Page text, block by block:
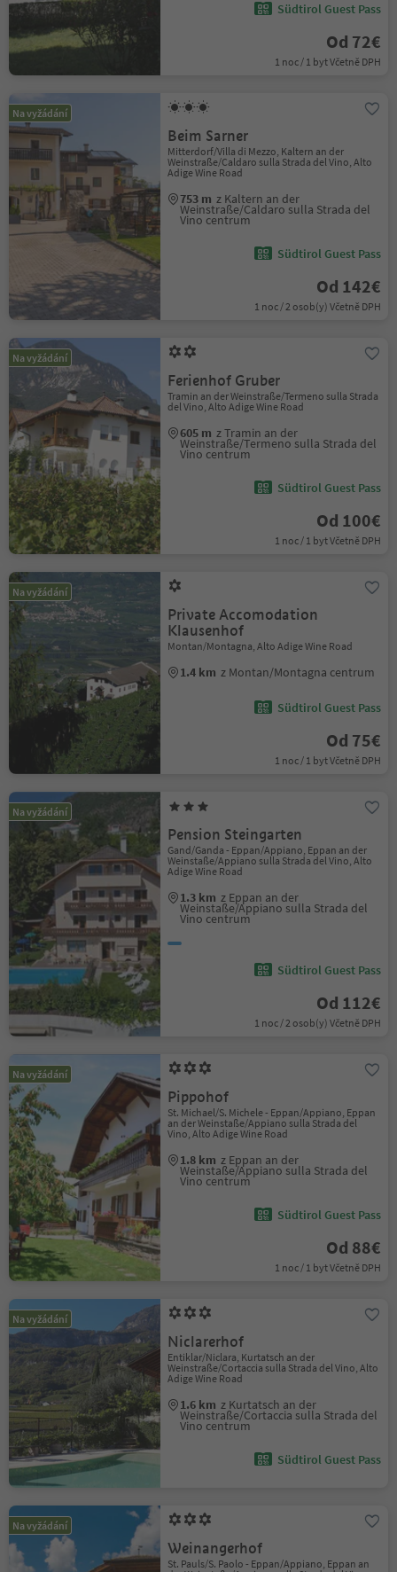
Südtirol Guest Pass
Od 72€
1 noc / 1 byt Včetně DPH
Na vyžádání
Beim Sarner
Mitterdorf/Villa di Mezzo, Kaltern an der
Weinstraße/Caldaro sulla Strada del Vino, Alto
Adige Wine Road
753 m z Kaltern an der
Weinstraße/Caldaro sulla Strada del
Vino centrum
Südtirol Guest Pass
Od 142€
1 noc / 2 osob(y) Včetně DPH
Na vyžádání
Ferienhof Gruber
Tramin an der Weinstraße/Termeno sulla Strada
del Vino, Alto Adige Wine Road
605 m z Tramin an der
Weinstraße/Termeno sulla Strada del
Vino centrum
Südtirol Guest Pass
Od 100€
1 noc / 1 byt Včetně DPH
Na vyžádání
Private Accomodation
Klausenhof
Montan/Montagna, Alto Adige Wine Road
1.4 km z Montan/Montagna centrum
Südtirol Guest Pass
Od 75€
1 noc / 1 byt Včetně DPH
Na vyžádání
Pension Steingarten
Gand/Ganda - Eppan/Appiano, Eppan an der
Weinstaße/Appiano sulla Strada del Vino, Alto
Adige Wine Road
1.3 km z Eppan an der
Weinstaße/Appiano sulla Strada del
Vino centrum
Südtirol Guest Pass
Od 112€
1 noc / 2 osob(y) Včetně DPH
Na vyžádání
Pippohof
St. Michael/S. Michele - Eppan/Appiano, Eppan
an der Weinstaße/Appiano sulla Strada del
Vino, Alto Adige Wine Road
1.8 km z Eppan an der
Weinstaße/Appiano sulla Strada del
Vino centrum
Südtirol Guest Pass
Od 88€
1 noc / 1 byt Včetně DPH
Na vyžádání
Niclarerhof
Entiklar/Niclara, Kurtatsch an der
Weinstraße/Cortaccia sulla Strada del Vino, Alto
Adige Wine Road
1.6 km z Kurtatsch an der
Weinstraße/Cortaccia sulla Strada del
Vino centrum
Südtirol Guest Pass
Na vyžádání
Weinangerhof
St. Pauls/S. Paolo - Eppan/Appiano, Eppan an